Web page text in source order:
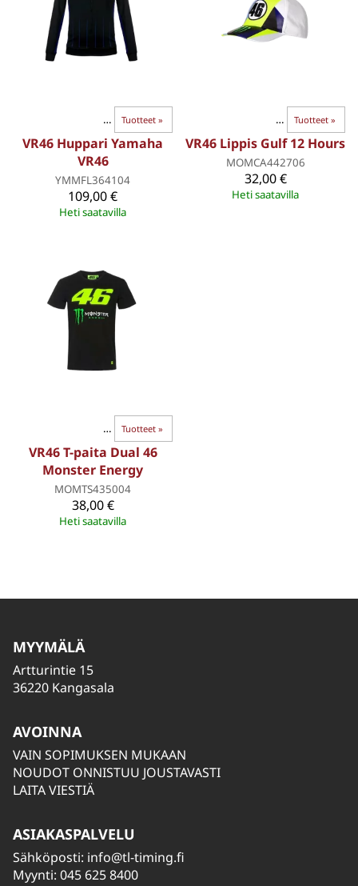
Tuotteet ‪»
VR46 Huppari Yamaha
VR46
YMMFL364104
109,00 €
Heti saatavilla
Tuotteet ‪»
VR46 Lippis Gulf 12 Hours
MOMCA442706
32,00 €
Heti saatavilla
Tuotteet ‪»
VR46 T-paita Dual 46
Monster Energy
MOMTS435004
38,00 €
Heti saatavilla
MYYMÄLÄ
Artturintie 15
36220 Kangasala
AVOINNA
VAIN SOPIMUKSEN MUKAAN
NOUDOT ONNISTUU JOUSTAVASTI
LAITA VIESTIÄ
ASIAKASPALVELU
Sähköposti: info@tl-timing.fi
Myynti: 045 625 8400